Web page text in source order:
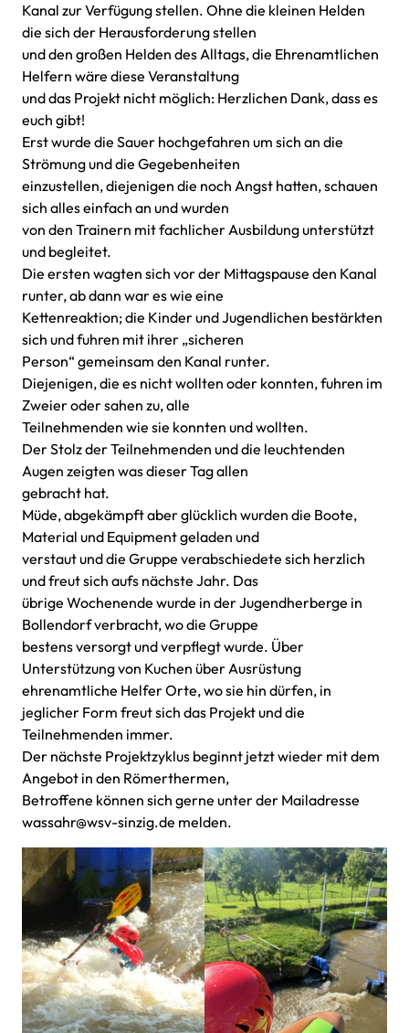
Kanal zur Verfügung stellen. Ohne die kleinen Helden
die sich der Herausforderung stellen
und den großen Helden des Alltags, die Ehrenamtlichen
Helfern wäre diese Veranstaltung
und das Projekt nicht möglich: Herzlichen Dank, dass es
euch gibt!
Erst wurde die Sauer hochgefahren um sich an die
Strömung und die Gegebenheiten
einzustellen, diejenigen die noch Angst hatten, schauen
sich alles einfach an und wurden
von den Trainern mit fachlicher Ausbildung unterstützt
und begleitet.
Die ersten wagten sich vor der Mittagspause den Kanal
runter, ab dann war es wie eine
Kettenreaktion; die Kinder und Jugendlichen bestärkten
sich und fuhren mit ihrer „sicheren
Person“ gemeinsam den Kanal runter.
Diejenigen, die es nicht wollten oder konnten, fuhren im
Zweier oder sahen zu, alle
Teilnehmenden wie sie konnten und wollten.
Der Stolz der Teilnehmenden und die leuchtenden
Augen zeigten was dieser Tag allen
gebracht hat.
Müde, abgekämpft aber glücklich wurden die Boote,
Material und Equipment geladen und
verstaut und die Gruppe verabschiedete sich herzlich
und freut sich aufs nächste Jahr. Das
übrige Wochenende wurde in der Jugendherberge in
Bollendorf verbracht, wo die Gruppe
bestens versorgt und verpflegt wurde. Über
Unterstützung von Kuchen über Ausrüstung
ehrenamtliche Helfer Orte, wo sie hin dürfen, in
jeglicher Form freut sich das Projekt und die
Teilnehmenden immer.
Der nächste Projektzyklus beginnt jetzt wieder mit dem
Angebot in den Römerthermen,
Betroffene können sich gerne unter der Mailadresse
wassahr@wsv-sinzig.de melden.